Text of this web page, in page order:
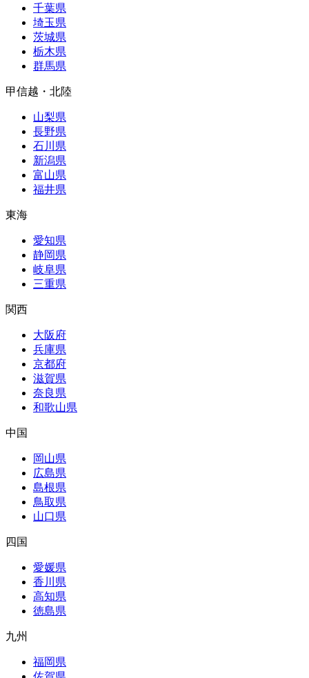
千葉県
埼玉県
茨城県
栃木県
群馬県
甲信越・北陸
山梨県
長野県
石川県
新潟県
富山県
福井県
東海
愛知県
静岡県
岐阜県
三重県
関西
大阪府
兵庫県
京都府
滋賀県
奈良県
和歌山県
中国
岡山県
広島県
島根県
鳥取県
山口県
四国
愛媛県
香川県
高知県
徳島県
九州
福岡県